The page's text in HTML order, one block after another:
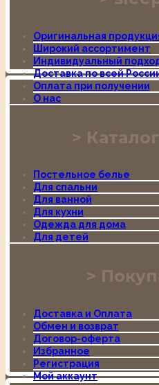
Оригинальная
Широкий ассортимент
Индивидуальный
Доставка по всей
Оплата при получении
О нас
Постельное белье
Для спальни
Для ванной
Для кухни
Одежда для дома
Для детей
Доставка и Оплата
Обмен и возврат
Договор-оферта
Избранное
Регистрация
Мой аккаунт